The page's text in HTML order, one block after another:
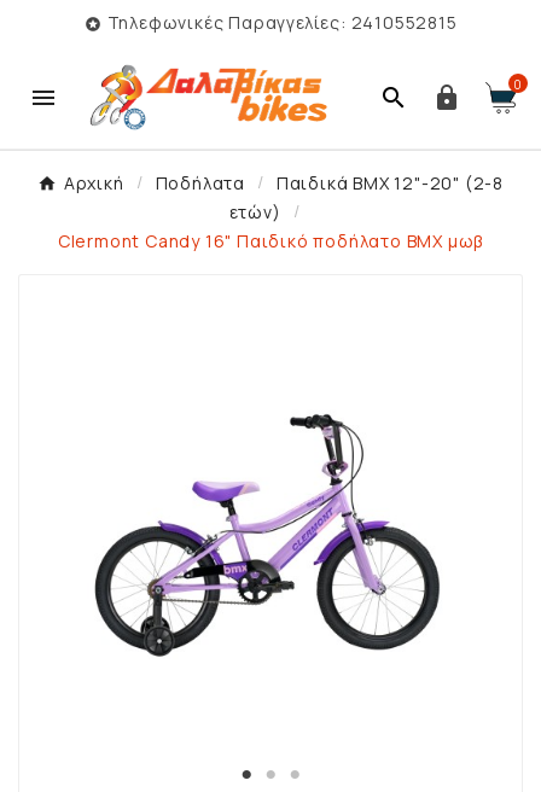
 Τηλεφωνικές Παραγγελίες: 2410552815
   0
Αρχική Ποδήλατα
Παιδικά BMX 12"-20" (2-8
ετών)
Clermont Candy 16" Παιδικό ποδήλατο ΒΜΧ μωβ